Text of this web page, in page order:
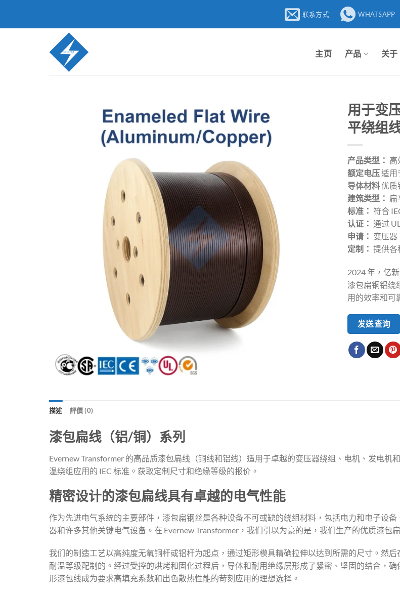
内
联系方式 WHATSAPP
主页 产品 关于
用于变
平绕组
产品类型： 高
额定电压适用
导体材料优质
建筑类型： 扁
标准： 符合
认证： 通过
申请： 变压器
定制： 提供各
2024 年，亿
漆包扁铜铝绕
用的效率和可
发送查询
描述 評價 (0)
漆包扁线（铝/铜）系列
Evernew Transformer 的高品质漆包扁线（铜线和铝线）适用于卓越的变压器绕组、电机、发电
温绕组应用的 IEC 标准。获取定制尺寸和绝缘等级的报价。
精密设计的漆包扁线具有卓越的电气性能
作为先进电气系统的主要部件，漆包扁钢丝是各种设备不可或缺的绕组材料，包括电力和电子设备
器和许多其他关键电气设备。在 Evernew Transformer，我们引以为豪的是，我们生产的优质漆包
我们的制造工艺以高纯度无氧铜杆或铝杆为起点，通过矩形模具精确拉伸以达到所需的尺寸。然
耐温等级配制的。经过受控的烘烤和固化过程后，导体和耐用绝缘层形成了紧密、坚固的结合，
形漆包线成为要求高填充系数和出色散热性能的苛刻应用的理想选择。